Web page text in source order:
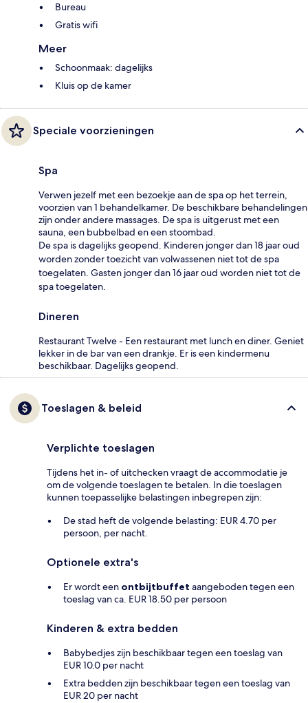
Bureau
Gratis wifi
Meer
Schoonmaak: dagelijks
Kluis op de kamer
Speciale voorzieningen
Spa
Verwen jezelf met een bezoekje aan de spa op het terrein,
voorzien van 1 behandelkamer. De beschikbare behandelingen
zijn onder andere massages. De spa is uitgerust met een
sauna, een bubbelbad en een stoombad.
De spa is dagelijks geopend. Kinderen jonger dan 18 jaar oud
worden zonder toezicht van volwassenen niet tot de spa
toegelaten. Gasten jonger dan 16 jaar oud worden niet tot de
spa toegelaten.
Dineren
Restaurant Twelve - Een restaurant met lunch en diner. Geniet
lekker in de bar van een drankje. Er is een kindermenu
beschikbaar. Dagelijks geopend.
Toeslagen & beleid
Verplichte toeslagen
Tijdens het in- of uitchecken vraagt de accommodatie je
om de volgende toeslagen te betalen. In die toeslagen
kunnen toepasselijke belastingen inbegrepen zijn:
De stad heft de volgende belasting: EUR 4.70 per
persoon, per nacht.
Optionele extra's
Er wordt een ontbijtbuffet aangeboden tegen een
toeslag van ca. EUR 18.50 per persoon
Kinderen & extra bedden
Babybedjes zijn beschikbaar tegen een toeslag van
EUR 10.0 per nacht
Extra bedden zijn beschikbaar tegen een toeslag van
EUR 20 per nacht